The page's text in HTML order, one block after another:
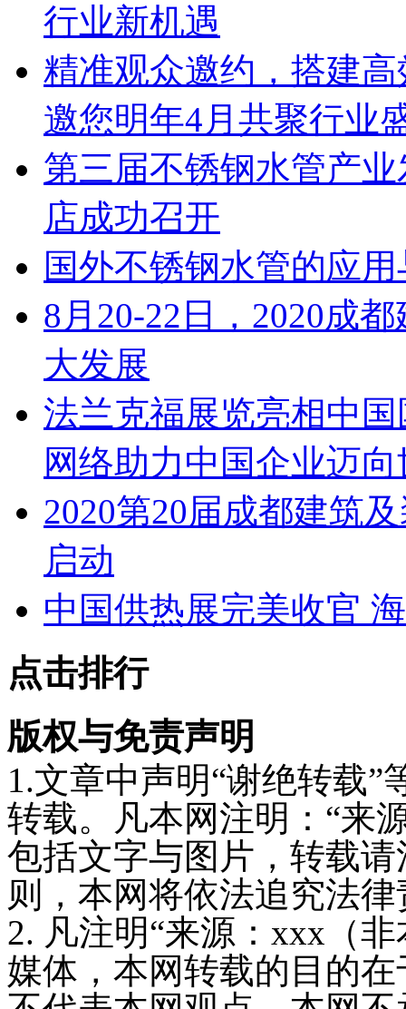
行业新机遇
精准观众邀约，搭建
邀您明年4月共聚行业
第三届不锈钢水管产
店成功召开
国外不锈钢水管的应
8月20-22日，2020成
大发展
法兰克福展览亮相中
网络助力中国企业迈
2020第20届成都建筑
启动
中国供热展完美收官
点击排行
版权与免责声明
1.文章中声明“谢绝转载
转载。凡本网注明：“来
包括文字与图片，转载
则，本网将依法追究法
2. 凡注明“来源：xxx（
媒体，本网转载的目的